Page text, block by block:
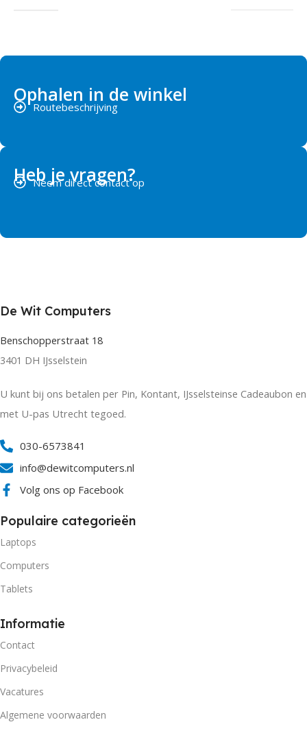
Ophalen in de winkel
Routebeschrijving
Heb je vragen?
Neem direct contact op
De Wit Computers
Benschopperstraat 18
3401 DH IJsselstein
U kunt bij ons betalen per Pin, Kontant, IJsselsteinse Cadeaubon en
met U-pas Utrecht tegoed.
030-6573841
info@dewitcomputers.nl
Volg ons op Facebook
Populaire categorieën
Laptops
Computers
Tablets
Informatie
Contact
Privacybeleid
Vacatures
Algemene voorwaarden